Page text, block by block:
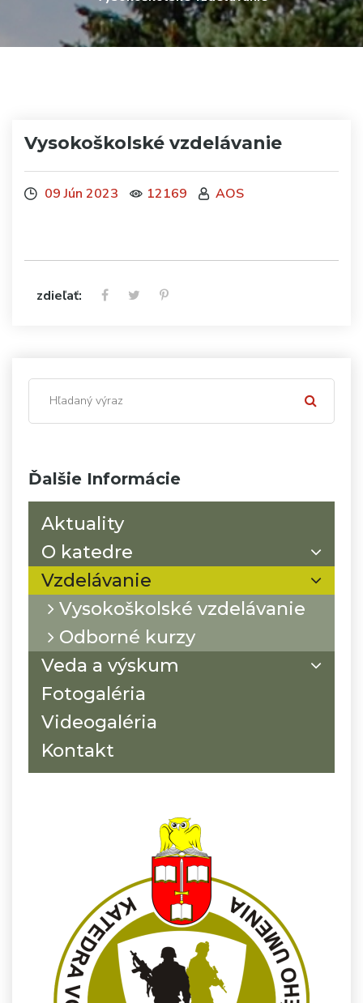
Ďalšie Informácie
Aktuality
O katedre
Vzdelávanie
Vysokoškolské vzdelávanie
Odborné kurzy
Veda a výskum
Fotogaléria
Videogaléria
Kontakt
Vysokoškolské vzdelávanie
09 Jún 2023 12169 AOS
zdieľať: